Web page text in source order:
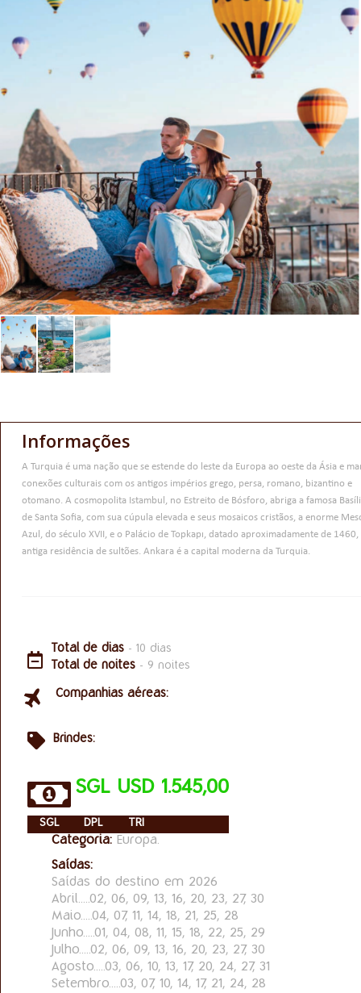
Informações
A Turquia é uma nação que se estende do leste da Europa ao oeste da Ásia e
conexões culturais com os antigos impérios grego, persa, romano, bizantino e
otomano. A cosmopolita Istambul, no Estreito de Bósforo, abriga a famosa
de Santa Sofia, com sua cúpula elevada e seus mosaicos cristãos, a enorme
Azul, do século XVII, e o Palácio de Topkapı, datado aproximadamente de 1460,
antiga residência de sultões. Ankara é a capital moderna da Turquia.
Total de dias - 10 dias
Total de noites - 9 noites
Companhias aéreas:
Brindes:
SGL USD 1.545,00
SGL DPL TRI
Categoria: Europa.
Saídas:
Saídas do destino em 2026
Abril.....02, 06, 09, 13, 16, 20, 23, 27, 30
Maio.....04, 07, 11, 14, 18, 21, 25, 28
Junho.....01, 04, 08, 11, 15, 18, 22, 25, 29
Julho.....02, 06, 09, 13, 16, 20, 23, 27, 30
Agosto.....03, 06, 10, 13, 17, 20, 24, 27, 31
Setembro.....03, 07, 10, 14, 17, 21, 24, 28